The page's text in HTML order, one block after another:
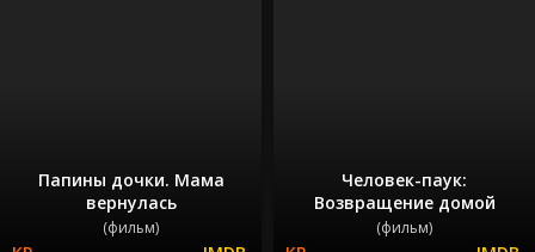
Папины дочки. Мама
вернулась
(фильм)
Человек-паук:
Возвращение домой
(фильм)